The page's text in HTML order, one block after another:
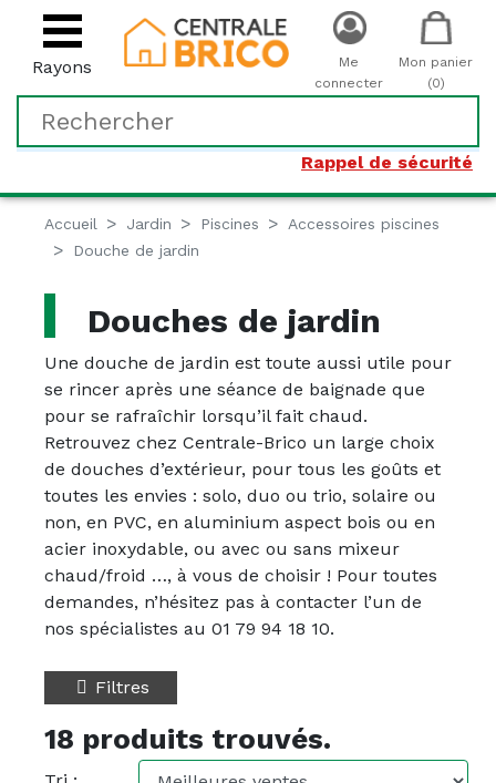
Rayons
Rappel de sécurité
Me
connecter
Mon panier
(0)
Accueil Jardin Piscines
Accessoires piscines
Douche de jardin
Douches de jardin
Une douche de jardin est toute aussi utile pour
se rincer après une séance de baignade que
pour se rafraîchir lorsqu’il fait chaud.
Retrouvez chez Centrale-Brico un large choix
de douches d’extérieur, pour tous les goûts et
toutes les envies : solo, duo ou trio, solaire ou
non, en PVC, en aluminium aspect bois ou en
acier inoxydable, ou avec ou sans mixeur
chaud/froid …, à vous de choisir ! Pour toutes
demandes, n’hésitez pas à contacter l’un de
nos spécialistes au 01 79 94 18 10.
Filtres
18 produits trouvés.